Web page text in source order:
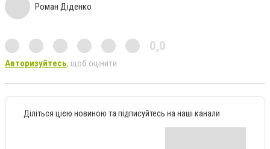
Роман Діденко
0,0
Авторизуйтесь, щоб оцінити
Діліться цією новиною та підписуйтесь на наші канали